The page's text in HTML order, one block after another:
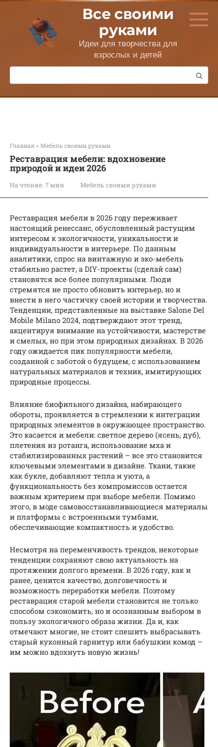
Перейти
контенту
Все своими
руками
Идеи для творчества для
взрослых и детей
Поиск:
Главная » Мебель своими руками
Реставрация мебели: вдохновение
природой и идеи 2026
На чтение: 7 мин Мебель своими руками
Реставрация мебели в 2026 году переживает
настоящий ренессанс, обусловленный растущим
интересом к экологичности, уникальности и
индивидуальности в интерьере. По данным
аналитики, спрос на винтажную и эко-мебель
стабильно растет, а DIY-проекты (сделай сам)
становятся все более популярными. Люди
стремятся не просто обновить интерьер, но и
внести в него частичку своей истории и творчества.
Тенденции, представленные на выставке Salone Del
Mobile Milano 2024, подтверждают этот тренд,
акцентируя внимание на устойчивости, мастерстве
и смелых, но при этом природных дизайнах. В 2026
году ожидается пик популярности мебели,
созданной с заботой о будущем, с использованием
натуральных материалов и техник, имитирующих
природные процессы.
Влияние биофильного дизайна, набирающего
обороты, проявляется в стремлении к интеграции
природных элементов в окружающее пространство.
Это касается и мебели: светлое дерево (ясень, дуб),
плетения из ротанга, использование мха и
стабилизированных растений – все это становится
ключевыми элементами в дизайне. Ткани, такие
как букле, добавляют тепла и уюта, а
функциональность без компромиссов остается
важным критерием при выборе мебели. Помимо
этого, в моде самовосстанавливающиеся материалы
и платформы с встроенными тумбами,
обеспечивающие компактность и удобство.
Несмотря на переменчивость трендов, некоторые
тенденции сохраняют свою актуальность на
протяжении долгого времени. В 2026 году, как и
ранее, ценится качество, долговечность и
возможность переработки мебели. Поэтому
реставрация старой мебели становится не только
способом сэкономить, но и осознанным выбором в
пользу экологичного образа жизни. Да и, как
отмечают многие, не стоит спешить выбрасывать
старый кухонный гарнитур или бабушкин комод –
им можно вдохнуть новую жизнь!